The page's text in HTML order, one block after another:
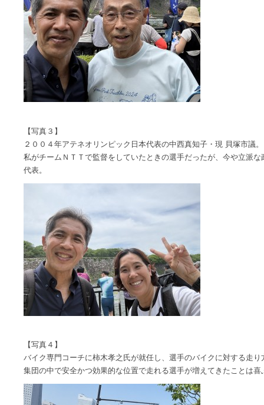
【写真３】
２００４年アテネオリンピック日本代表の中西真知子・現 貝塚市議。
私がチームＮＴＴで監督をしていたときの選手だったが、今や立派
代表。
【写真４】
バイク専門コーチに柿木孝之氏が就任し、選手のバイクに対する走り
集団の中で安全かつ効果的な位置で走れる選手が増えてきたことは喜